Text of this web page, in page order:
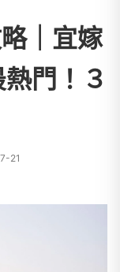
｜宜嫁
門！３
21